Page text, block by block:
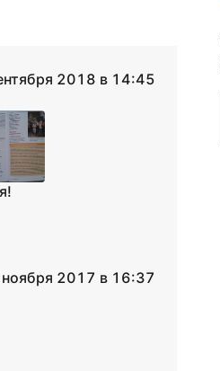
2018 в 14:45
2017 в 16:37